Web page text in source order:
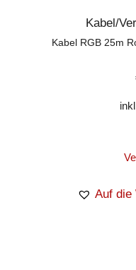
Kabel/
Kabel RGB 25m
Auf die